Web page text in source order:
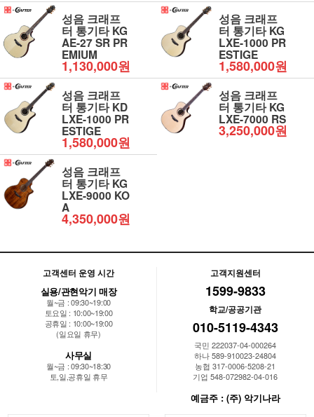
성음 크래프
터 통기타 KG
AE-27 SR PR
EMIUM
1,130,000원
성음 크래프
터 통기타 KG
LXE-1000 PR
ESTIGE
1,580,000원
성음 크래프
터 통기타 KD
LXE-1000 PR
ESTIGE
1,580,000원
성음 크래프
터 통기타 KG
LXE-7000 RS
3,250,000원
성음 크래프
터 통기타 KG
LXE-9000 KO
A
4,350,000원
고객센터 운영 시간
실용/관현악기 매장
월~금 : 09:30~19:00
토요일 : 10:00~19:00
공휴일 : 10:00~19:00
(일요일 휴무)
사무실
월~금 : 09:30~18:30
토,일,공휴일 휴무
고객지원센터
1599-9833
학교/공공기관
010-5119-4343
국민 222037-04-000264
하나 589-910023-24804
농협 317-0006-5208-21
기업 548-072982-04-016
예금주 : (주) 악기나라